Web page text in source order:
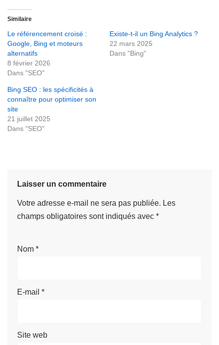
Similaire
Le référencement croisé :
Google, Bing et moteurs
alternatifs
8 février 2026
Dans "SEO"
Existe-t-il un Bing Analytics ?
22 mars 2025
Dans "Bing"
Bing SEO : les spécificités à
connaître pour optimiser son
site
21 juillet 2025
Dans "SEO"
Laisser un commentaire
Votre adresse e-mail ne sera pas publiée. Les
champs obligatoires sont indiqués avec *
Nom *
E-mail *
Site web